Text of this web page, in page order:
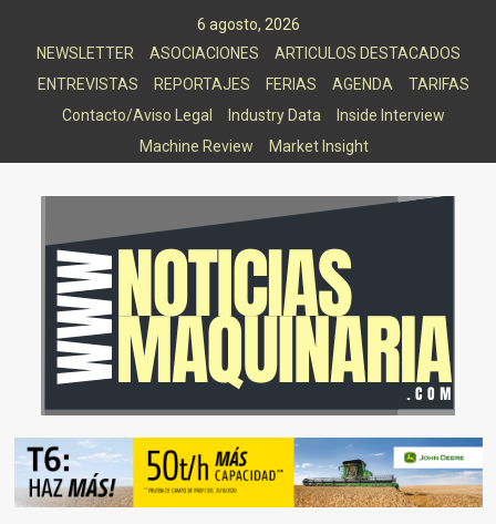
6 agosto, 2026
NEWSLETTER
ASOCIACIONES
ARTICULOS DESTACADOS
ENTREVISTAS
REPORTAJES FERIAS AGENDA
TARIFAS
Contacto/Aviso Legal
Industry Data
Inside Interview
Machine Review
Market Insight